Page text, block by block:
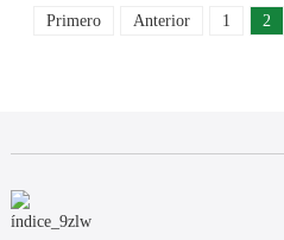
Primero Anterior 1 2